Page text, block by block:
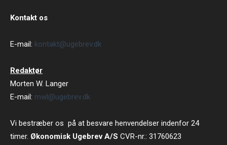
Kontakt os
E-mail: kontakt@ugebrev.dk
Redaktør
Morten W. Langer
E-mail: mwl@ugebrev.dk
Vi bestræber os på at besvare henvendelser indenfor 24
timer. Økonomisk Ugebrev A/S CVR-nr.: 31760623